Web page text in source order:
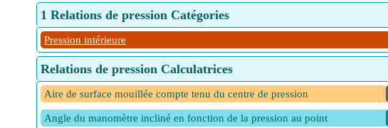
1 Relations de pression Catégories
Pression intérieure
Relations de pression Calculatrices
Aire de surface mouillée compte tenu du centre de pression
Angle du manomètre incliné en fonction de la pression au point